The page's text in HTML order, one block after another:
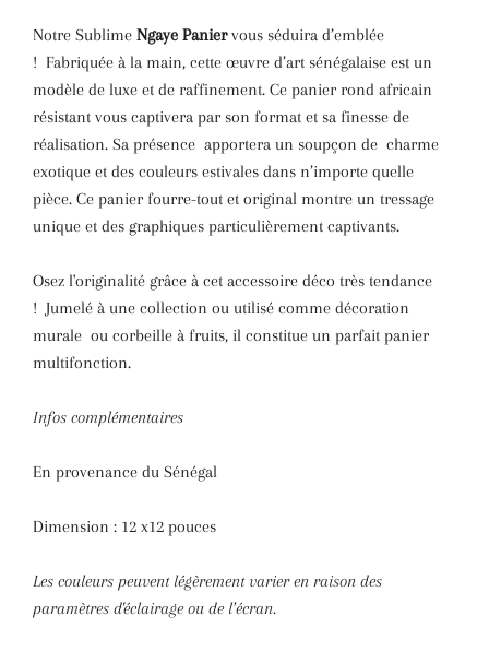
Notre Sublime Ngaye Paniervous séduira d’emblée
! Fabriquée à la main, cette œuvre d’art sénégalaise est un
modèle de luxe et de raffinement. Ce panier rond africain
résistant vous captivera par son format et sa finesse de
réalisation. Sa présence apportera un soupçon de charme
exotique et des couleurs estivales dans n’importe quelle
pièce. Ce panier fourre-tout et original montre un tressage
unique et des graphiques particulièrement captivants.
Osez l'originalité grâce à cet accessoire déco très tendance
! Jumelé à une collection ou utilisé comme décoration
murale ou corbeille à fruits, il constitue un parfait panier
multifonction.
Infos complémentaires
En provenance du Sénégal
Dimension : 12 x12 pouces
Les couleurs peuvent légèrement varier en raison des
paramètres d'éclairage ou de l’écran.